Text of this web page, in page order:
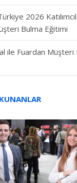
2026
Bulma Eğitimi
ile Fuardan Müşteri